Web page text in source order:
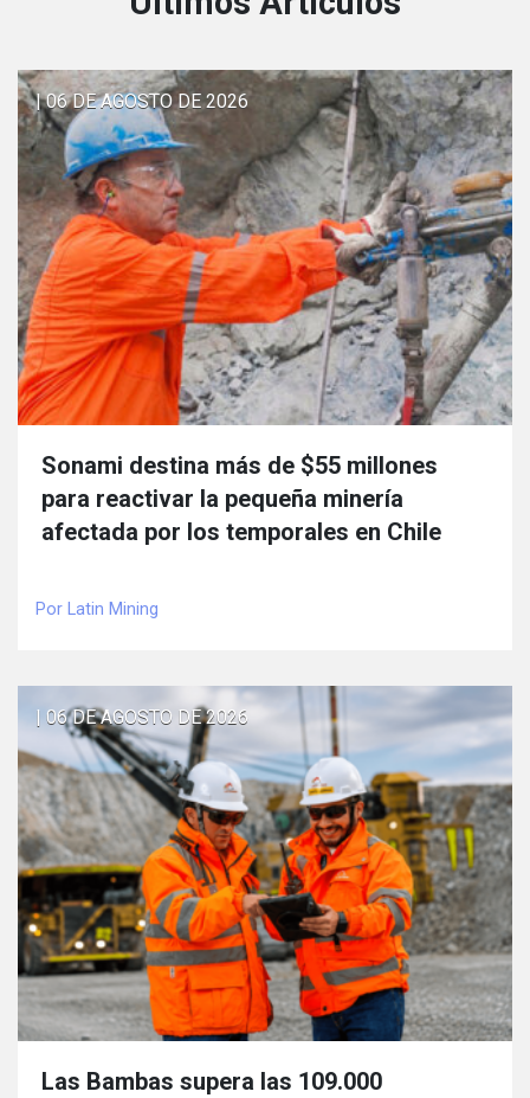
| 06 DE AGOSTO DE 2026
Sonami destina más de $55 millones
para reactivar la pequeña minería
afectada por los temporales en Chile
Por Latin Mining
| 06 DE AGOSTO DE 2026
Las Bambas supera las 109.000